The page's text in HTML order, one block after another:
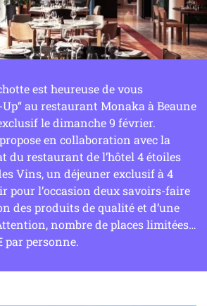
est heureuse de vous
au restaurant Monaka à Beaune
le dimanche 9 février.
en collaboration avec la
du restaurant de l’hôtel 4 étoiles
Vins, un déjeuner exclusif à 4
pour l’occasion deux savoirs-faire
des produits de qualité et d’une
nombre de places limitées…
par personne.